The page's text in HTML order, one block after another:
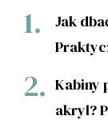
Jak
Kabiny
akryl?